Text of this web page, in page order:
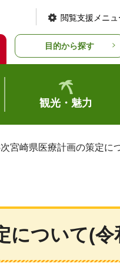
閲覧支援メニュ
目的から探す
観光・魅力
宮崎県医療計画の策定に
について(令